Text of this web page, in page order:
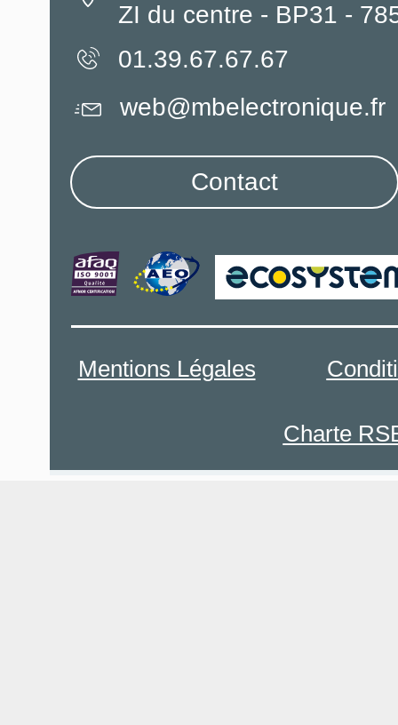
ZI du centre - BP31 -
01.39.67.67.67
Mentions Légales
Charte
web@mbelectronique.fr
Contact